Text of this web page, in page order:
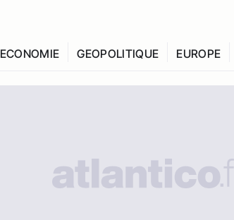
ECONOMIE GEOPOLITIQUE EUROPE